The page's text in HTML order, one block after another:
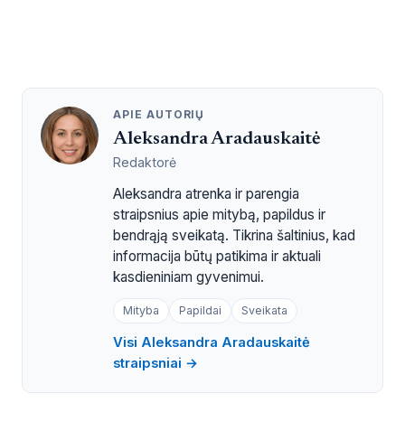
APIE AUTORIŲ
Aleksandra Aradauskaitė
Redaktorė
Aleksandra atrenka ir parengia
straipsnius apie mitybą, papildus ir
bendrąją sveikatą. Tikrina šaltinius, kad
informacija būtų patikima ir aktuali
kasdieniniam gyvenimui.
Mityba Papildai Sveikata
Visi Aleksandra Aradauskaitė
straipsniai →